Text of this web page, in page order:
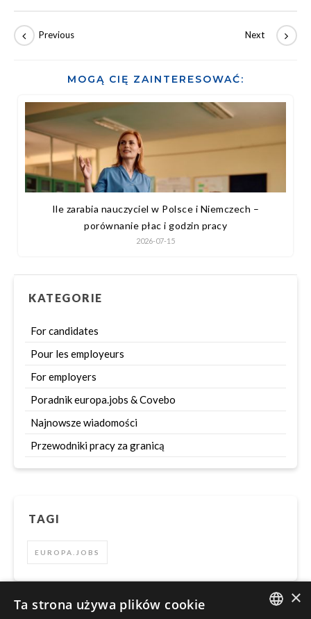
MOGĄ CIĘ ZAINTERESOWAĆ:
Ile zarabia nauczyciel w Polsce i Niemczech –
porównanie płac i godzin pracy
2026-07-15
KATEGORIE
For candidates
Pour les employeurs
For employers
Poradnik europa.jobs & Covebo
Najnowsze wiadomości
Przewodniki pracy za granicą
TAGI
EUROPA.JOBS
×
Ta strona używa plików cookie